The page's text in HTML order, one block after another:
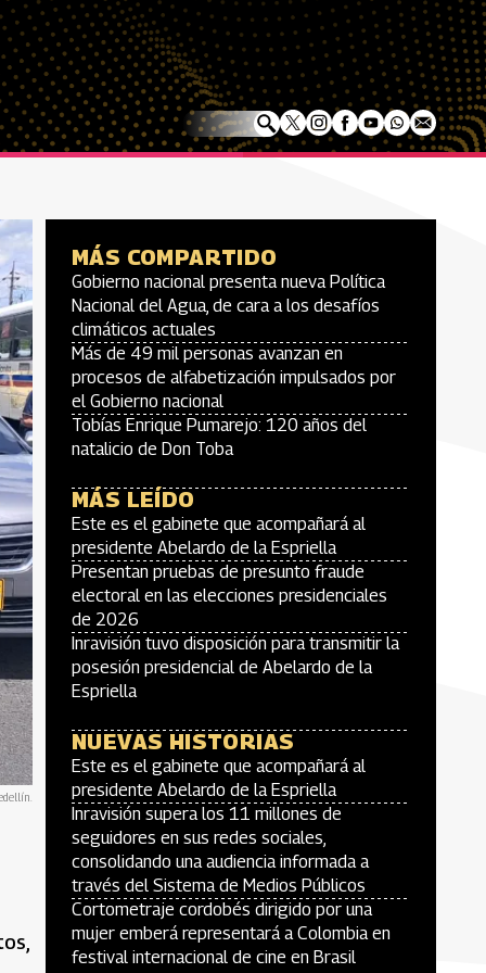
MÁS COMPARTIDO
Gobierno nacional presenta nueva Política
Nacional del Agua, de cara a los desafíos
climáticos actuales
Más de 49 mil personas avanzan en
procesos de alfabetización impulsados por
el Gobierno nacional
Tobías Enrique Pumarejo: 120 años del
natalicio de Don Toba
MÁS LEÍDO
Este es el gabinete que acompañará al
presidente Abelardo de la Espriella
Presentan pruebas de presunto fraude
electoral en las elecciones presidenciales
de 2026
Inravisión tuvo disposición para transmitir la
posesión presidencial de Abelardo de la
Espriella
NUEVAS HISTORIAS
Este es el gabinete que acompañará al
presidente Abelardo de la Espriella
Inravisión supera los 11 millones de
seguidores en sus redes sociales,
consolidando una audiencia informada a
través del Sistema de Medios Públicos
Cortometraje cordobés dirigido por una
mujer emberá representará a Colombia en
festival internacional de cine en Brasil